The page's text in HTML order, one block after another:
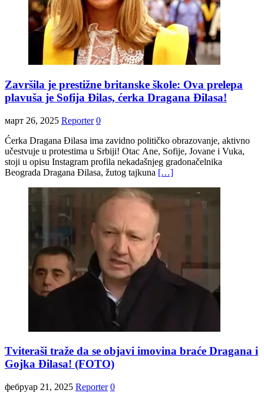
Završila je prestižne britanske škole: Ova prelepa
plavuša je Sofija Đilas, ćerka Dragana Đilasa!
март 26, 2025 Reporter 0
Ćerka Dragana Đilasa ima zavidno političko obrazovanje, aktivno
učestvuje u protestima u Srbiji! Otac Ane, Sofije, Jovane i Vuka,
stoji u opisu Instagram profila nekadašnjeg gradonačelnika
Beograda Dragana Đilasa, žutog tajkuna […]
Tviteraši traže da se objavi imovina braće Dragana i
Gojka Đilasa! (FOTO)
фебруар 21, 2025 Reporter 0